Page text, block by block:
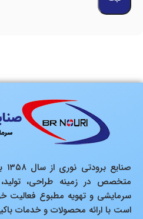
متخصص در زمینه طراحی،
سرمایشی و تهویه مطبوع فعالیت
است با ارائه محصولات و خدمات